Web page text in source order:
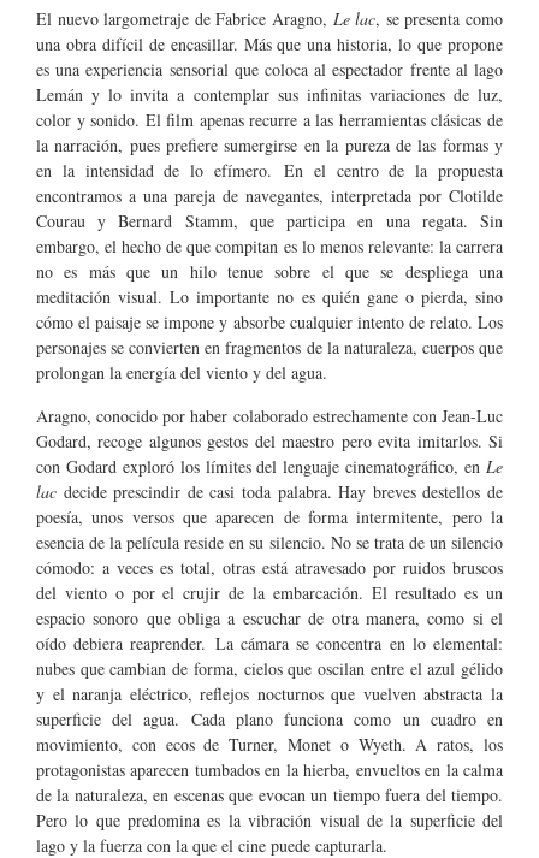
El nuevo largometraje de Fabrice Aragno, Le lac, se presenta como
una obra difícil de encasillar. Más que una historia, lo que propone
es una experiencia sensorial que coloca al espectador frente al lago
Lemán y lo invita a contemplar sus infinitas variaciones de luz,
color y sonido. El film apenas recurre a las herramientas clásicas de
la narración, pues prefiere sumergirse en la pureza de las formas y
en la intensidad de lo efímero. En el centro de la propuesta
encontramos a una pareja de navegantes, interpretada por Clotilde
Courau y Bernard Stamm, que participa en una regata. Sin
embargo, el hecho de que compitan es lo menos relevante: la carrera
no es más que un hilo tenue sobre el que se despliega una
meditación visual. Lo importante no es quién gane o pierda, sino
cómo el paisaje se impone y absorbe cualquier intento de relato. Los
personajes se convierten en fragmentos de la naturaleza, cuerpos que
prolongan la energía del viento y del agua.
Aragno, conocido por haber colaborado estrechamente con Jean-Luc
Godard, recoge algunos gestos del maestro pero evita imitarlos. Si
con Godard exploró los límites del lenguaje cinematográfico, en Le
lac decide prescindir de casi toda palabra. Hay breves destellos de
poesía, unos versos que aparecen de forma intermitente, pero la
esencia de la película reside en su silencio. No se trata de un silencio
cómodo: a veces es total, otras está atravesado por ruidos bruscos
del viento o por el crujir de la embarcación. El resultado es un
espacio sonoro que obliga a escuchar de otra manera, como si el
oído debiera reaprender. La cámara se concentra en lo elemental:
nubes que cambian de forma, cielos que oscilan entre el azul gélido
y el naranja eléctrico, reflejos nocturnos que vuelven abstracta la
superficie del agua. Cada plano funciona como un cuadro en
movimiento, con ecos de Turner, Monet o Wyeth. A ratos, los
protagonistas aparecen tumbados en la hierba, envueltos en la calma
de la naturaleza, en escenas que evocan un tiempo fuera del tiempo.
Pero lo que predomina es la vibración visual de la superficie del
lago y la fuerza con la que el cine puede capturarla.